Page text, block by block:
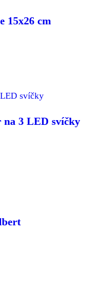
15x26 cm
na 3 LED svíčky